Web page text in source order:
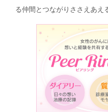
る仲間とつながりささえあえ